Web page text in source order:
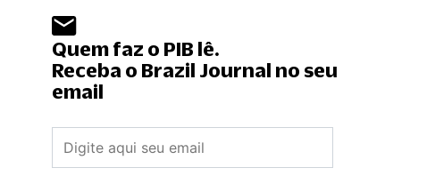
Quem faz o PIB lê.
Receba o Brazil Journal no seu
email